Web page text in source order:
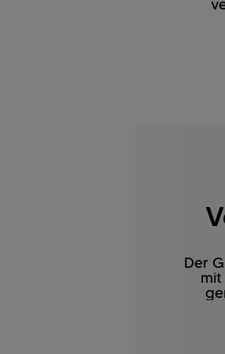
Der